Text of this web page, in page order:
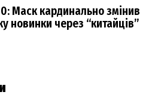
Маск кардинально змінив
новинки через “китайців”